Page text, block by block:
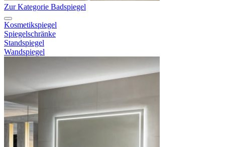
Zur Kategorie Badspiegel
Kosmetikspiegel
Spiegelschränke
Standspiegel
Wandspiegel